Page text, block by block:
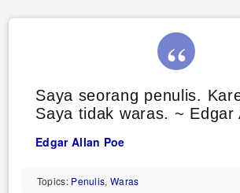
Saya seorang penulis.
Saya tidak waras. ~ Edgar
Edgar Allan Poe
Topics: Penulis, Waras